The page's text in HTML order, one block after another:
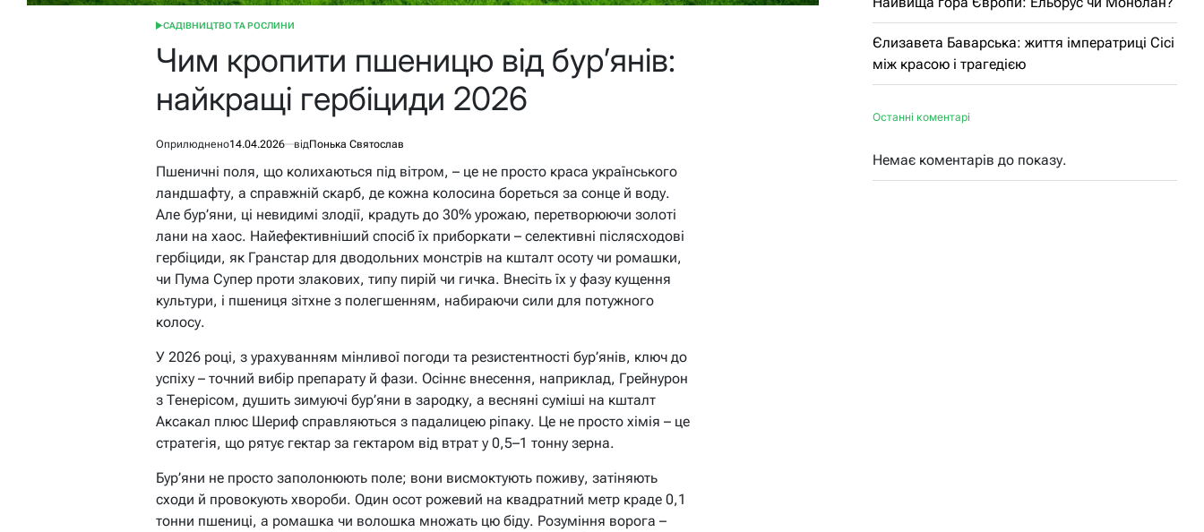
ОПУБЛІКУВАТИ
САДІВНИЦТВО ТА РОСЛИНИ
Чим кропити пшеницю від бур’янів:
найкращі гербіциди 2026
Оприлюднено14.04.2026 відПонька Святослав
Пшеничні поля, що колихаються під вітром, – це не просто краса українського
ландшафту, а справжній скарб, де кожна колосина бореться за сонце й воду.
Але бур’яни, ці невидимі злодії, крадуть до 30% урожаю, перетворюючи золоті
лани на хаос. Найефективніший спосіб їх приборкати – селективні післясходові
гербіциди, як Гранстар для дводольних монстрів на кшталт осоту чи ромашки,
чи Пума Супер проти злакових, типу пирій чи гичка. Внесіть їх у фазу кущення
культури, і пшениця зітхне з полегшенням, набираючи сили для потужного
колосу.
У 2026 році, з урахуванням мінливої погоди та резистентності бур’янів, ключ до
успіху – точний вибір препарату й фази. Осіннє внесення, наприклад, Грейнурон
з Тенерісом, душить зимуючі бур’яни в зародку, а весняні суміші на кшталт
Аксакал плюс Шериф справляються з падалицею ріпаку. Це не просто хімія – це
стратегія, що рятує гектар за гектаром від втрат у 0,5–1 тонну зерна.
Бур’яни не просто заполонюють поле; вони висмоктують поживу, затіняють
сходи й провокують хвороби. Один осот рожевий на квадратний метр краде 0,1
тонни пшениці, а ромашка чи волошка множать цю біду. Розуміння ворога –
Єлизавета Баварська: життя імператриці Сісі
між красою і трагедією
Останні коментарі
Немає коментарів до показу.